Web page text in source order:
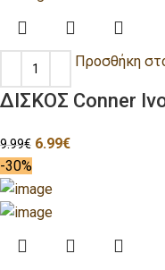
Προσθήκη
ΔΙΣΚΟΣ Conner
9.99€ 6.99€
-30%